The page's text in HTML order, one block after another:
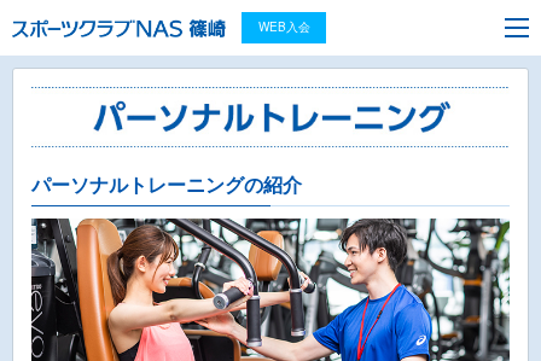
WEB入会
パーソナルトレーニングの紹介